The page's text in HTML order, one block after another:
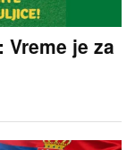
Vreme je za